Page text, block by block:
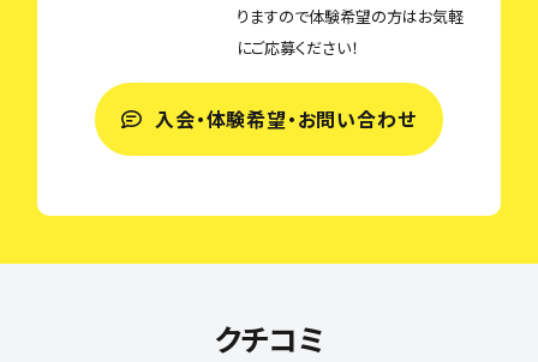
りますので体験希望の方はお気軽
にご応募ください！
入会・体験希望・お問い合わせ
クチコミ